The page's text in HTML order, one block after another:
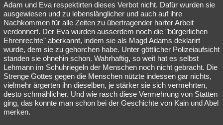
Adam und Eva respektirten dieses Verbot nicht. Dafür wurden sie
ausgewiesen und zu lebenslänglicher und auch auf ihre
Nachkommen für alle Zeiten zu übertragender harter Arbeit
verdonnert. Der Eva wurden ausserdem noch die "bürgerlichen
Ehrenrechte" aberkannt, indem sie als Magd Adams deklarirt
wurde, dem sie zu gehorchen habe. Unter göttlicher Polizeiaufsicht
standen sie ohnehin schon. Wahrhaftig, so weit hat es selbst
Lehmann im Schuhriegeln der Menschen noch nicht gebracht. Die
Strenge Gottes gegen die Menschen nützte indessen gar nichts,
vielmehr ärgerten ihn dieselben, je stärker sie sich vermehrten,
desto schmählicher. Und wie rasch diese Vermehrung von Statten
ging, das konnte man schon bei der Geschichte von Kain und Abel
merken.